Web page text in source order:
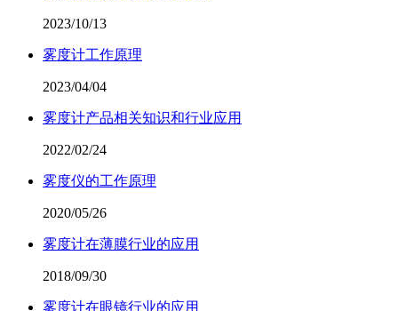
2023/10/13
雾度计工作原理
2023/04/04
雾度计产品相关知识和行业应用
2022/02/24
雾度仪的工作原理
2020/05/26
雾度计在薄膜行业的应用
2018/09/30
雾度计在眼镜行业的应用